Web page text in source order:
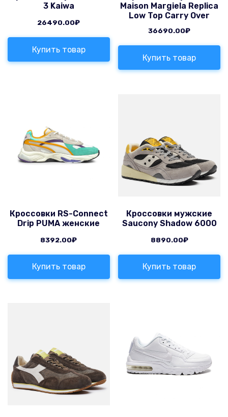
3 Kaiwa
26490.00₽
Купить товар
Maison Margiela Replica
Low Top Carry Over
36690.00₽
Купить товар
Кроссовки RS-Connect
Drip PUMA женские
8392.00₽
Купить товар
Кроссовки мужские
Saucony Shadow 6000
8890.00₽
Купить товар